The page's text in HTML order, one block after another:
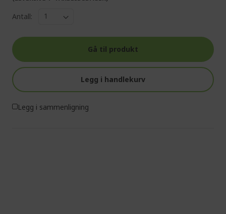
Antall:
Gå til produkt
Legg i handlekurv
Legg i sammenligning